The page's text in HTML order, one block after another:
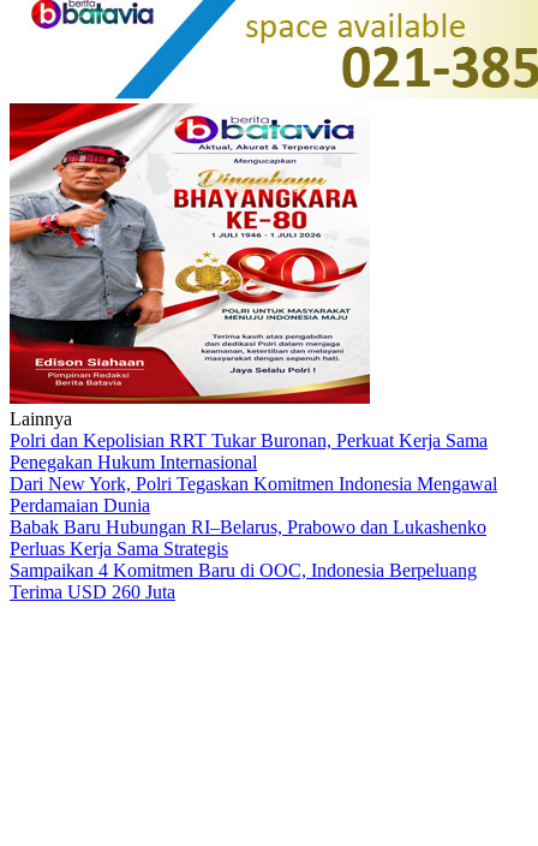
Lainnya
Polri dan Kepolisian RRT Tukar Buronan, Perkuat Kerja Sama
Penegakan Hukum Internasional
Dari New York, Polri Tegaskan Komitmen Indonesia Mengawal
Perdamaian Dunia
Babak Baru Hubungan RI–Belarus, Prabowo dan Lukashenko
Perluas Kerja Sama Strategis
Sampaikan 4 Komitmen Baru di OOC, Indonesia Berpeluang
Terima USD 260 Juta